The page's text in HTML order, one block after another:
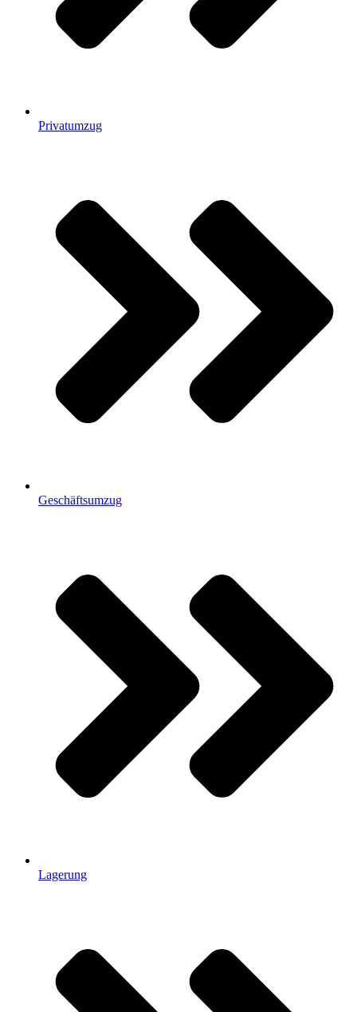
Privatumzug
Geschäftsumzug
Lagerung